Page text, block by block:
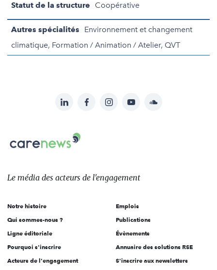
Statut de la structure Coopérative
Autres spécialités
Environnement et changement
climatique, Formation / Animation / Atelier, QVT
sur:
LinkedInFacebookInstagramYouTubeSoundcloud
Carenews,
Le
des
l'engagement
Le média des acteurs de l'engagement
Notre histoire
Qui sommes-nous ?
Ligne éditoriale
Pourquoi s'inscrire
Acteurs de l'engagement
Emplois
Publications
Évènements
Annuaire des solutions RSE
S'inscrire aux newsletters